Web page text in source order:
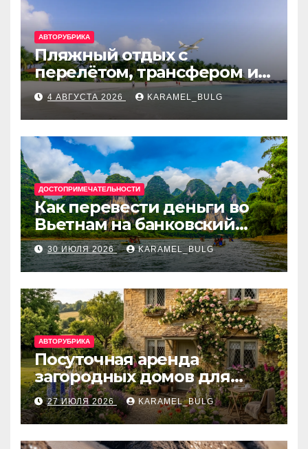
АВТОРУБРИКА
Пляжный отдых с
перелётом, трансфером и
отелем на Мальдивах, в
Турции, Греции, Таиланде
и Европе
4 АВГУСТА 2026 KARAMEL_BULG
ДОСТОПРИМЕЧАТЕЛЬНОСТИ
Как перевести деньги во
Вьетнам на банковский
счёт: VietcomBank, BIDV,
Techcombank и другие
банки
30 ИЮЛЯ 2026 KARAMEL_BULG
АВТОРУБРИКА
Посуточная аренда
загородных домов для
отдыха
27 ИЮЛЯ 2026 KARAMEL_BULG